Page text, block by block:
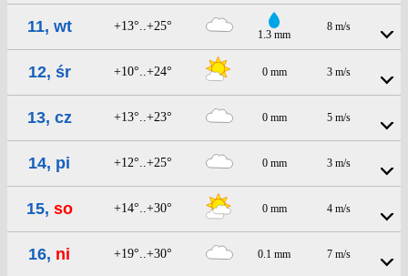
11, wt +13°..+25°
1.3 mm
8 m/s
12, śr +10°..+24° 0 mm 3 m/s
13, cz +13°..+23° 0 mm 5 m/s
14, pi +12°..+25° 0 mm 3 m/s
15, so +14°..+30° 0 mm 4 m/s
16, ni +19°..+30° 0.1 mm 7 m/s